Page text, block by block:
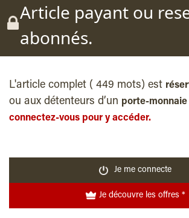
Article payant ou
abonnés.
L'article complet ( 449 mots) est
ou aux détenteurs d’un porte-
connectez-vous pour y accéder.
Je me connecte
Je découvre les offres *